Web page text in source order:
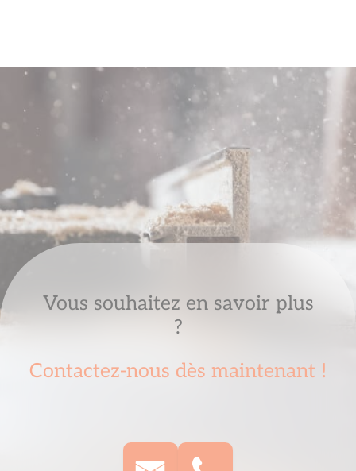
Vous souhaitez en savoir plus
?
Contactez-nous dès maintenant !